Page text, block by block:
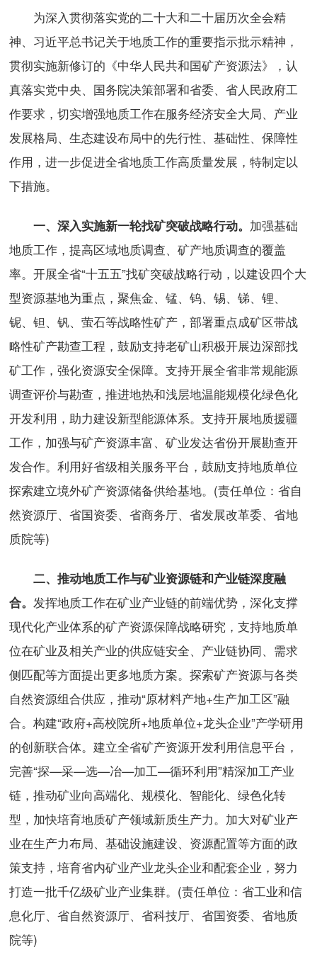
为深入贯彻落实党的二十大和二十届历次全会精
神、习近平总书记关于地质工作的重要指示批示精神，
贯彻实施新修订的《中华人民共和国矿产资源法》，认
真落实党中央、国务院决策部署和省委、省人民政府工
作要求，切实增强地质工作在服务经济安全大局、产业
发展格局、生态建设布局中的先行性、基础性、保障性
作用，进一步促进全省地质工作高质量发展，特制定以
下措施。
一、深入实施新一轮找矿突破战略行动。 加强基础
地质工作，提高区域地质调查、矿产地质调查的覆盖
率。开展全省“十五五”找矿突破战略行动，以建设四个大
型资源基地为重点，聚焦金、锰、钨、锡、锑、锂、
铌、钽、钒、萤石等战略性矿产，部署重点成矿区带战
略性矿产勘查工程，鼓励支持老矿山积极开展边深部找
矿工作，强化资源安全保障。支持开展全省非常规能源
调查评价与勘查，推进地热和浅层地温能规模化绿色化
开发利用，助力建设新型能源体系。支持开展地质援疆
工作，加强与矿产资源丰富、矿业发达省份开展勘查开
发合作。利用好省级相关服务平台，鼓励支持地质单位
探索建立境外矿产资源储备供给基地。(责任单位：省自
然资源厅、省国资委、省商务厅、省发展改革委、省地
质院等)
二、推动地质工作与矿业资源链和产业链深度融
合。 发挥地质工作在矿业产业链的前端优势，深化支撑
现代化产业体系的矿产资源保障战略研究，支持地质单
位在矿业及相关产业的供应链安全、产业链协同、需求
侧匹配等方面提出更多地质方案。探索矿产资源与各类
自然资源组合供应，推动“原材料产地+生产加工区”融
合。构建“政府+高校院所+地质单位+龙头企业”产学研用
的创新联合体。建立全省矿产资源开发利用信息平台，
完善“探—采—选—冶—加工—循环利用”精深加工产业
链，推动矿业向高端化、规模化、智能化、绿色化转
型，加快培育地质矿产领域新质生产力。加大对矿业产
业在生产力布局、基础设施建设、资源配置等方面的政
策支持，培育省内矿业产业龙头企业和配套企业，努力
打造一批千亿级矿业产业集群。(责任单位：省工业和信
息化厅、省自然资源厅、省科技厅、省国资委、省地质
院等)